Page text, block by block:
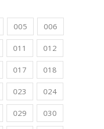
005 006
011 012
017 018
023 024
029 030